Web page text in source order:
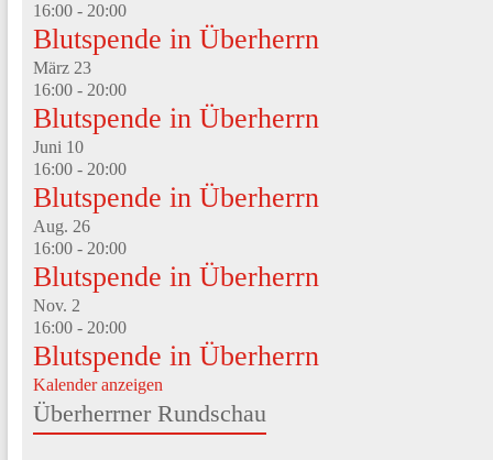
16:00- 20:00
Blutspende in Überherrn
März 23
16:00- 20:00
Blutspende in Überherrn
Juni 10
16:00- 20:00
Blutspende in Überherrn
Aug. 26
16:00- 20:00
Blutspende in Überherrn
Nov. 2
16:00- 20:00
Blutspende in Überherrn
Kalender anzeigen
Überherrner Rundschau